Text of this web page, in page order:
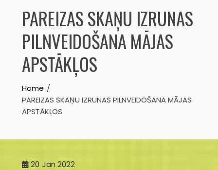
PAREIZAS SKAŅU IZRUNAS
PILNVEIDOŠANA MĀJAS
APSTĀKĻOS
Home
PAREIZAS SKAŅU IZRUNAS PILNVEIDOŠANA MĀJAS
APSTĀKĻOS
20 Jan 2022